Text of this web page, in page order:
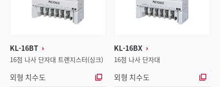
KL-16BT
16점 나사 단자대 트랜지스터(싱크)
외형 치수도
KL-16BX
16점 나사 단자대
외형 치수도